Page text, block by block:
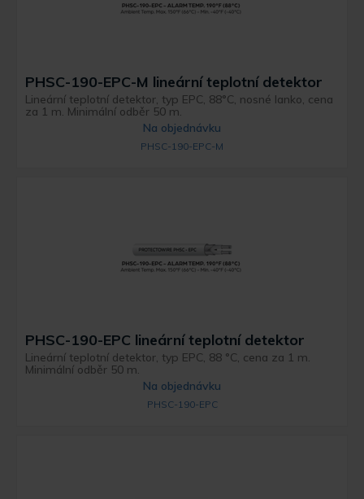
PHSC-190-EPC-M lineární teplotní detektor
Lineární teplotní detektor, typ EPC, 88°C, nosné lanko, cena
za 1 m. Minimální odběr 50 m.
Na objednávku
PHSC-190-EPC-M
PHSC-190-EPC lineární teplotní detektor
Lineární teplotní detektor, typ EPC, 88 °C, cena za 1 m.
Minimální odběr 50 m.
Na objednávku
PHSC-190-EPC